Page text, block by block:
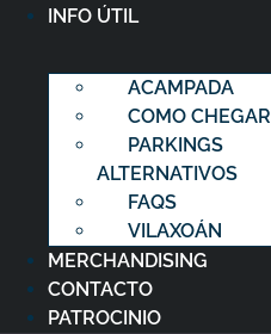
INFO ÚTIL
ACAMPADA
COMO CHEGAR
PARKINGS
ALTERNATIVOS
FAQS
VILAXOÁN
MERCHANDISING
CONTACTO
PATROCINIO